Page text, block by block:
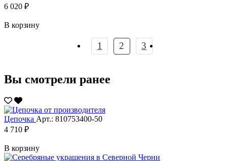
6 020 ₽
В корзину
1 2 3
Вы смотрели ранее
Цепочка Арт.: 810753400-50
4 710 ₽
В корзину